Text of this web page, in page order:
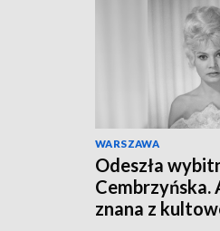
WARSZAWA
Odeszła
Cembrzyńska.
znana z